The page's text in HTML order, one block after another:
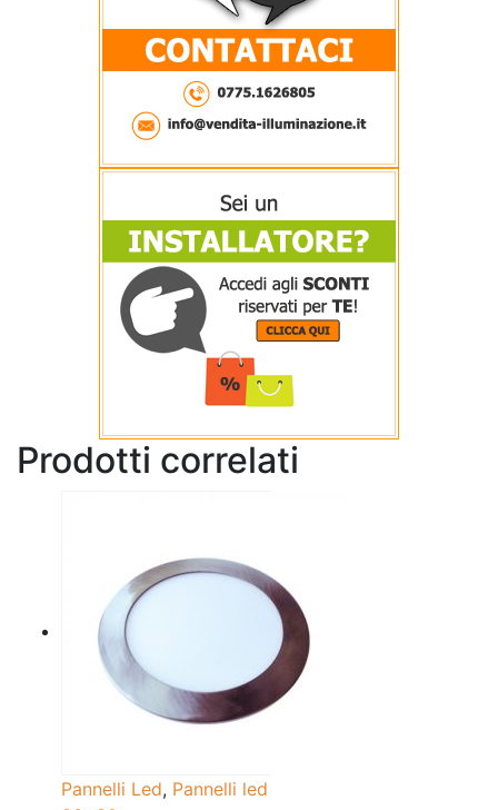
Prodotti correlati
Pannelli Led, Pannelli led